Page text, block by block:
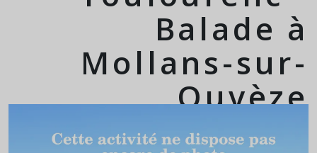
Balade à
Mollans-sur-
Ouvèze